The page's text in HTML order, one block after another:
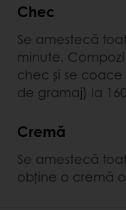
Chec
Se amestecă
minute.
chec și se
de gramaj) la
Cremă
Se amestecă
obține o cremă